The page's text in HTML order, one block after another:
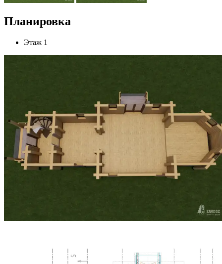
Планировка
Этаж 1